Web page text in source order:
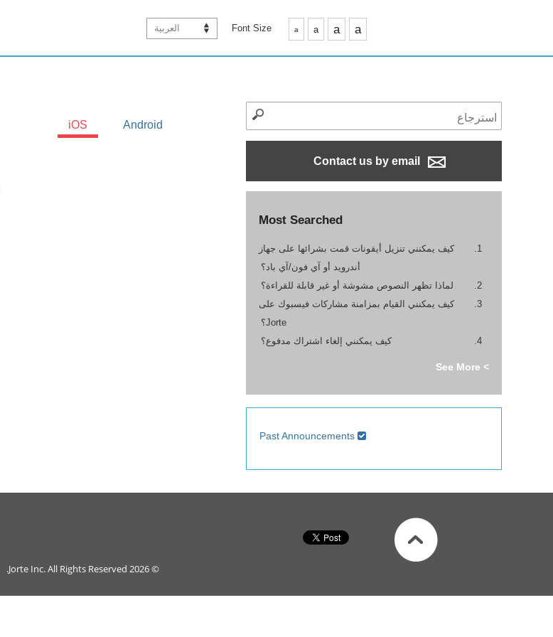
العربية Font Size a a a a
Android
iOS
Most Searched
كيف يمكنني تنزيل أيقونات قمت بشرائها على جهاز
أندرويد أو آي فون/آي باد؟
لماذا تظهر النصوص مشوشة أو غير قابلة للقراءة؟
كيف يمكنني القيام بمزامنة مشاركات فيسبوك على
Jorte؟
كيف يمكنني إلغاء اشتراك مدفوع؟
> See More
© 2026
Jorte Inc.All Rights Reserved.